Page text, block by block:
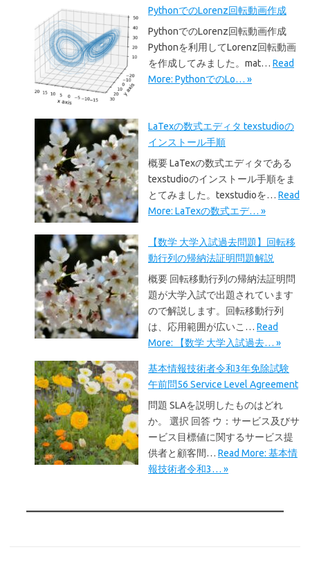
PythonでのLorenz回転動画作成
PythonでのLorenz回転動画作成
Pythonを利用してLorenz回転動画
を作成してみました。mat… Read
More: PythonでのLo… »
LaTexの数式エディタ texstudioの
インストール手順
概要 LaTexの数式エディタである
texstudioのインストール手順をま
とてみました。texstudioを… Read
More: LaTexの数式エデ… »
【数学 大学入試過去問題】回転移
動行列の帰納法証明問題解説
概要 回転移動行列の帰納法証明問
題が大学入試で出題されています
ので解説します。回転移動行列
は、応用範囲が広いこ… Read
More: 【数学 大学入試過去… »
基本情報技術者令和3年免除試験
午前問56 Service Level Agreement
問題 SLAを説明したものはどれ
か。 選択 回答 ウ：サービス及びサ
ービス目標値に関するサービス提
供者と顧客間… Read More: 基本情
報技術者令和3… »